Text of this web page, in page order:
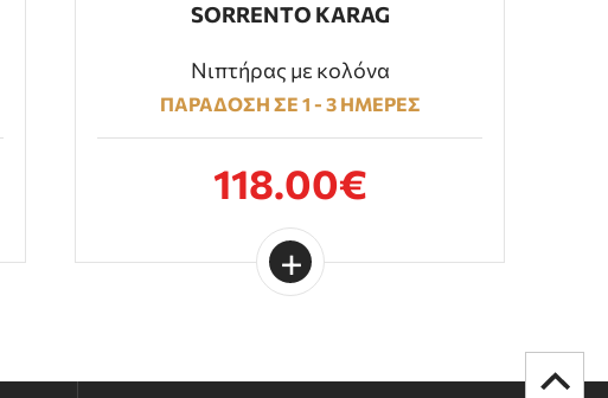
SORRENTO KARAG
Νιπτήρας με κολόνα
ΠΑΡΑΔΟΣΗ ΣΕ 1 - 3 ΗΜΕΡΕΣ
118.00€